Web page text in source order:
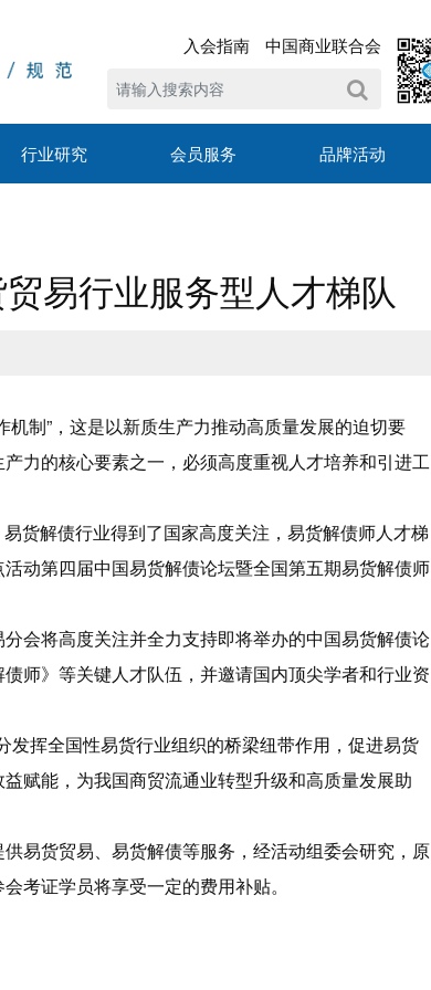
入会指南 中国商业联合会
行业研究 会员服务 品牌活动
易行业服务型人才梯队
制”，这是以新质生产力推动高质量发展的迫切要
力的核心要素之一，必须高度重视人才培养和引进工
货解债行业得到了国家高度关注，易货解债师人才梯
动第四届中国易货解债论坛暨全国第五期易货解债师
会将高度关注并全力支持即将举办的中国易货解债论
师》等关键人才队伍，并邀请国内顶尖学者和行业资
发挥全国性易货行业组织的桥梁纽带作用，促进易货
赋能，为我国商贸流通业转型升级和高质量发展助
易货贸易、易货解债等服务，经活动组委会研究，原
考证学员将享受一定的费用补贴。